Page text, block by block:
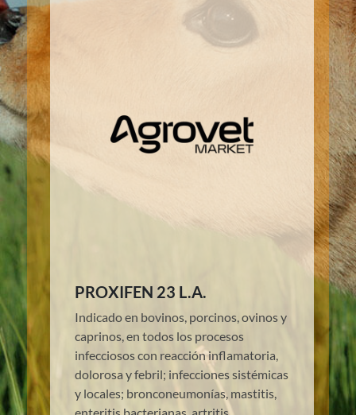
PROXIFEN 23 L.A.
Indicado en bovinos, porcinos, ovinos y
caprinos, en todos los procesos
infecciosos con reacción inflamatoria,
dolorosa y febril; infecciones sistémicas
y locales; bronconeumonías, mastitis,